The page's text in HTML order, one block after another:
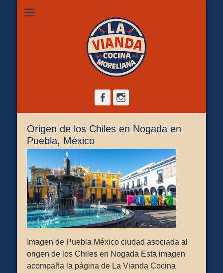
La Vianda Cocina
Moreliana |
Comida casera en
Camelinas sobre Ezequiel Calderón #30 esquina Av. Solidaridad.
Servicio para comer aquí, llevar o pedir a domicilio.
FacebookInstagram
Origen de los Chiles en Nogada en
Puebla, México
Imagen de Puebla México ciudad asociada al
origen de los Chiles en Nogada Esta imagen
acompaña la página de La Vianda Cocina